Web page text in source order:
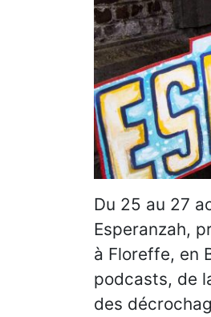
Du 25 au 27
Esperanzah,
à Floreffe, en
podcasts, de
des